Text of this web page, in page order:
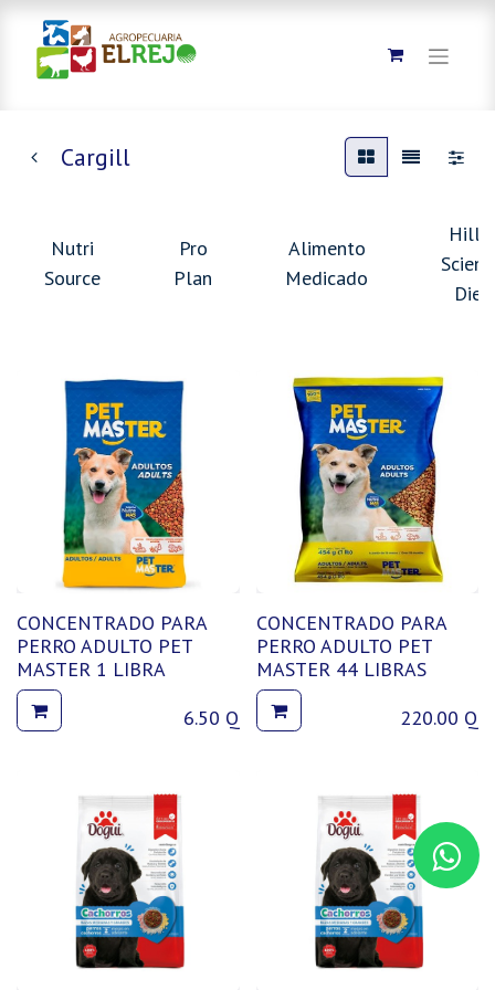
Cargill
Nutri
Source
Pro
Plan
Alimento
Medicado
Hills/
Diet
CONCENTRADO PARA
PERRO ADULTO PET
MASTER 1 LIBRA
6.50 Q
CONCENTRADO PARA
PERRO ADULTO PET
MASTER 44 LIBRAS
220.00 Q